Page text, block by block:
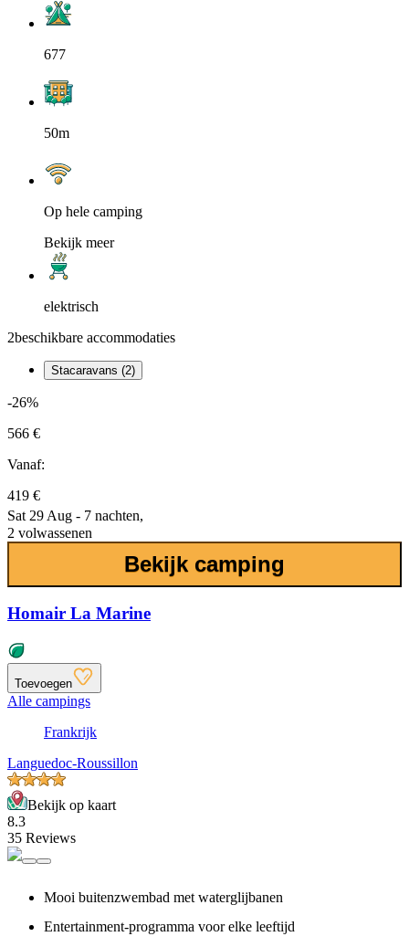
677
50m
Op hele camping
Bekijk meer
elektrisch
2beschikbare accommodaties
Stacaravans (2)
-26%
566 €
Vanaf:
419 €
Sat 29 Aug - 7 nachten,
2 volwassenen
Bekijk camping
Homair La Marine
Toevoegen
Alle campings
Frankrijk
Languedoc-Roussillon
Bekijk op kaart
8.3
35 Reviews
Mooi buitenzwembad met waterglijbanen
Entertainment-programma voor elke leeftijd